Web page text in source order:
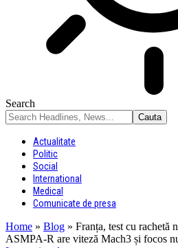
Search
Actualitate
Politic
Social
International
Medical
Comunicate de presa
Home » Blog » Franța, test cu rachetă
ASMPA-R are viteză Mach3 și focos